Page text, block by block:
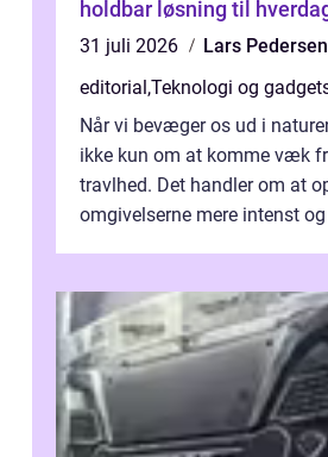
holdbar løsning til
31 juli 2026
Lars Pedersen
editorial,Teknologi og
Når vi bevæger os ud i
ikke kun om at komme væk
travlhed. Det handler om at
omgivelserne mere intenst